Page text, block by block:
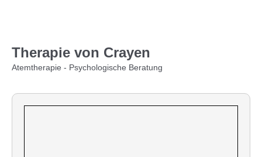
Therapie von Crayen
Atemtherapie - Psychologische Beratung